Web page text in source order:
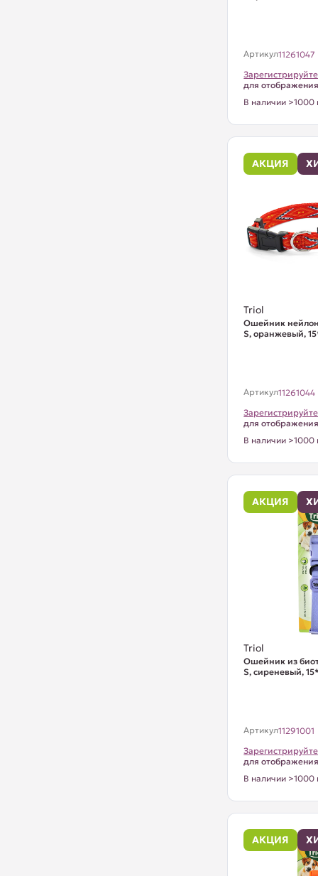
Артикул11261047
для
В наличии >1000
АКЦИЯ
Triol
Ошейник
S, оранжевый,
Артикул11261044
для
В наличии >1000
АКЦИЯ
Triol
Ошейник из
S, сиреневый,
Артикул11291001
для
В наличии >1000
АКЦИЯ